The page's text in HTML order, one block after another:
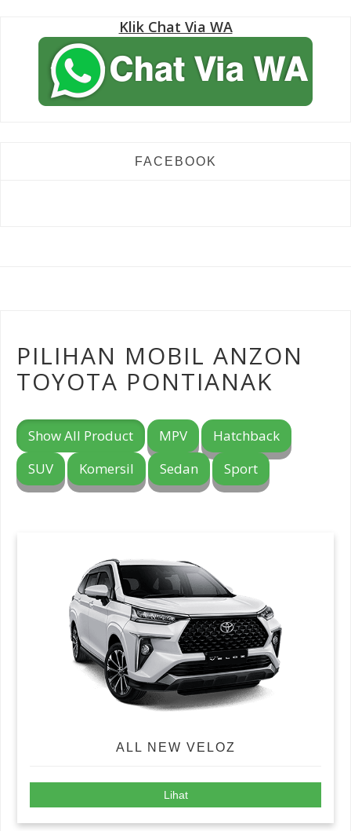
Klik Chat Via WA
FACEBOOK
PILIHAN MOBIL ANZON
TOYOTA PONTIANAK
Show All Product MPV
Hatchback
SUV
Komersil Sedan Sport
ALL NEW VELOZ
Lihat